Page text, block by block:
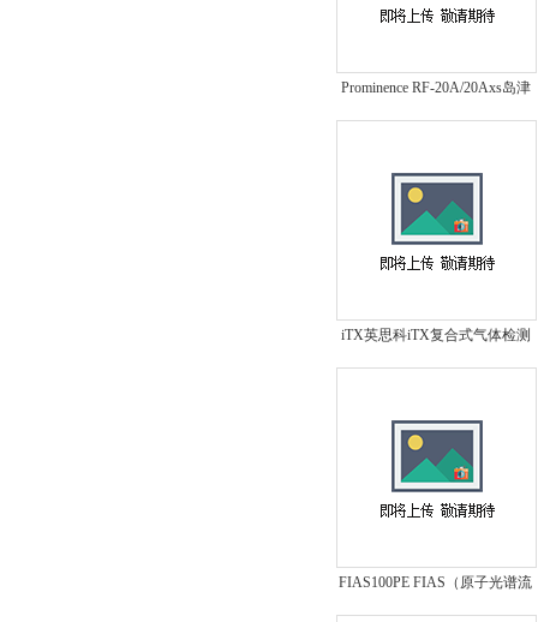
Prominence RF-20A/20Axs岛津
超高灵敏度荧光检测器
iTX英思科iTX复合式气体检测
仪
FIAS100PE FIAS（原子光谱流
动注射）系统